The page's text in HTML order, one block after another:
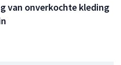
van onverkochte kleding